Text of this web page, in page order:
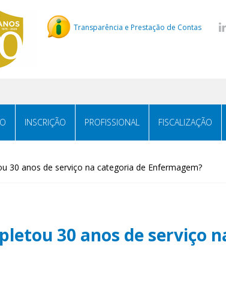
Transparência e Prestação de Contas
INSCRIÇÃO PROFISSIONAL FISCALIZAÇÃO
30 anos de serviço na categoria de Enfermagem?
30 anos de serviço